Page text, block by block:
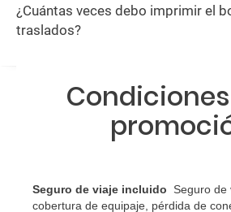
¿Cuántas veces debo imprimir el
traslados?
Seguro de viaje incluido
Seguro de
cobertura de equipaje, pérdida de